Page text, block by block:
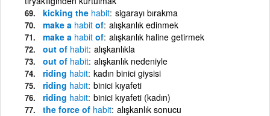
kicking the habit sigarayı bırakma
make a habit of alışkanlık edinmek
make a habit of alışkanlık haline getirmek
out of habit alışkanlıkla
out of habit alışkanlık nedeniyle
riding habit kadın binici giysisi
riding habit binici kıyafeti
riding habit binici kıyafeti (kadın)
the force of habit alışkanlık sonucu